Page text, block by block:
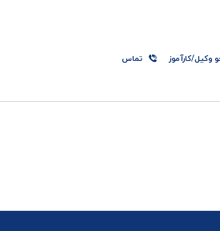
وکیل/کارآموز تماس